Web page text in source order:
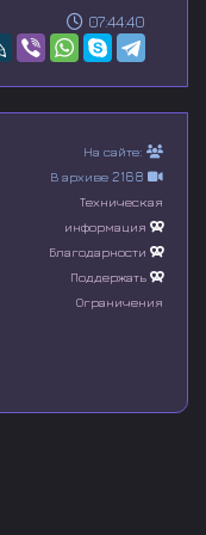
07:44:40
На сайте:
В архиве 2168
Техническая
информация
Благодарности
Поддержать
Ограничения